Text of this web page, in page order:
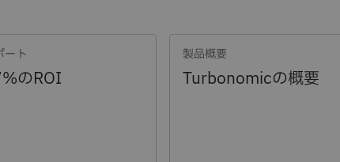
ジニアリング、オ
リケーションの性
可能なリアルタイ
は、チームが手作
自動化されたポリシ
インフラストラク
により、チームは
ネス固有のルール
プレミス、クラウ
ができます。強力
できるよう、柔軟
チは、ITの基本に
てそれ以上に渡る
ーの複雑さや規模
ート
のROI
製品概要
Turbonomicの概要